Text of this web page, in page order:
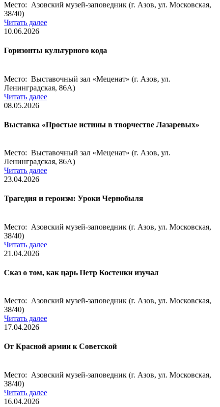
Место: Азовский музей-заповедник (г. Азов, ул. Московская,
38/40)
Читать далее
10.06.2026
Горизонты культурного кода
Место: Выставочный зал «Меценат» (г. Азов, ул.
Ленинградская, 86А)
Читать далее
08.05.2026
Выставка «Простые истины в творчестве Лазаревых»
Место: Выставочный зал «Меценат» (г. Азов, ул.
Ленинградская, 86А)
Читать далее
23.04.2026
Трагедия и героизм: Уроки Чернобыля
Место: Азовский музей-заповедник (г. Азов, ул. Московская,
38/40)
Читать далее
21.04.2026
Сказ о том, как царь Петр Костенки изучал
Место: Азовский музей-заповедник (г. Азов, ул. Московская,
38/40)
Читать далее
17.04.2026
От Красной армии к Советской
Место: Азовский музей-заповедник (г. Азов, ул. Московская,
38/40)
Читать далее
16.04.2026